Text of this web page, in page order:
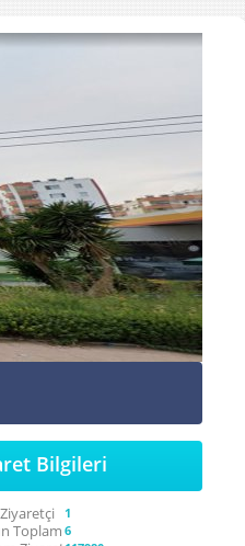
Bilgileri
1
Toplam6